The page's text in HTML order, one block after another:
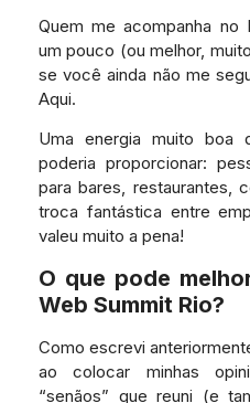
Quem me acompanha no
um pouco (ou melhor,
se você ainda não me
Aqui.
Uma energia muito
poderia proporcionar:
para bares, restaurantes,
troca fantástica entre
valeu muito a pena!
O que pode
Web Summit Rio?
Como escrevi
ao colocar minhas
“senãos” que reuni (e